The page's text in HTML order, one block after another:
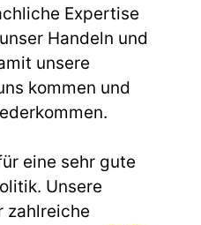
Expertise
Handeln und
unsere
kommen und
eine sehr gute
Unsere
zahlreiche